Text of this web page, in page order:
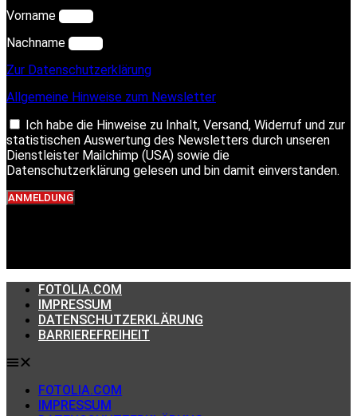
Vorname
Nachname
Zur Datenschutzerklärung
Allgemeine Hinweise zum Newsletter
Ich habe die Hinweise zu Inhalt, Versand, Widerruf und zur
statistischen Auswertung des Newsletters durch unseren
Dienstleister Mailchimp (USA) sowie die
Datenschutzerklärung gelesen und bin damit einverstanden.
ANMELDUNG
FOTOLIA.COM
IMPRESSUM
DATENSCHUTZERKLÄRUNG
BARRIEREFREIHEIT
FOTOLIA.COM
IMPRESSUM